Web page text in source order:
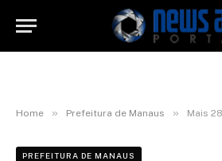
Home » Prefeitura de Manaus » Mais 289 servidores
PREFEITURA DE MANAUS